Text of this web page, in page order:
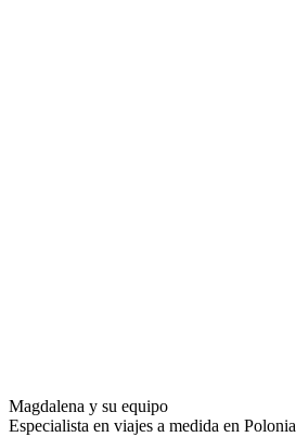
Magdalena y su equipo
Especialista en viajes a medida en Polonia